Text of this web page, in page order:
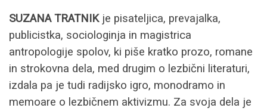
SUZANA TRATNIK je pisateljica, prevajalka,
publicistka, sociologinja in magistrica
antropologije spolov, ki piše kratko prozo, romane
in strokovna dela, med drugim o lezbični literaturi,
izdala pa je tudi radijsko igro, monodramo in
memoare o lezbičnem aktivizmu. Za svoja dela je